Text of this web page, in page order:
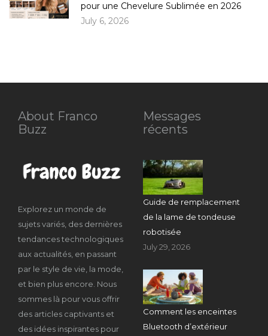
pour une Chevelure Sublimée en 2026
July 6, 2026
About Franco
Buzz
Explorez un monde de
sujets variés, des dernières
tendances technologiques
aux actualités, en passant
par le style de vie, la mode,
et bien plus encore. Nous
sommes là pour vous offrir
des articles captivants et
des idées inspirantes pour
Messages
récents
Guide de remplacement
de la lame de tondeuse
robotisée
July 29, 2026
Comment les enceintes
Bluetooth d’extérieur